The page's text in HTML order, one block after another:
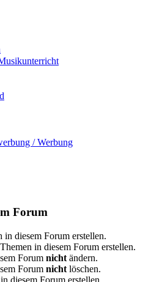
/ Werbung
Forum
in diesem Forum erstellen.
in diesem Forum erstellen.
Forum nicht ändern.
Forum nicht löschen.
diesem Forum erstellen.